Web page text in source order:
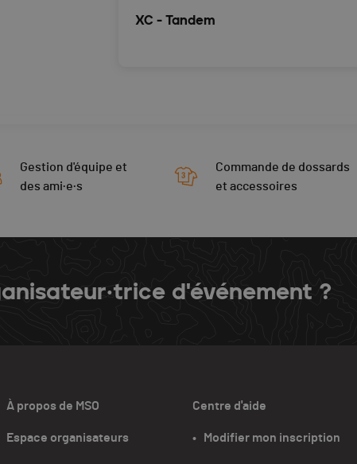
XC - Tandem
Gestion d'équipe et
des ami·e·s
Commande de dossards
et accessoires
d'événement ?
À propos de MSO
Espace organisateurs
Centre d'aide
•   Modifier mon inscription